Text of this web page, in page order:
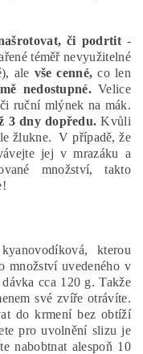
či podrtit -
téměř nevyužitelné
ale vše cenné, co len
nedostupné. Velice
ruční mlýnek na mák.
3 dny dopředu. Kvůli
žlukne. V případě, že
jej v mrazáku a
množství, takto
kterou
množství uvedeného v
cca 120 g. Takže
své zvíře otrávíte.
do krmení bez obtíží
pro uvolnění slizu je
nabobtnat alespoň 10